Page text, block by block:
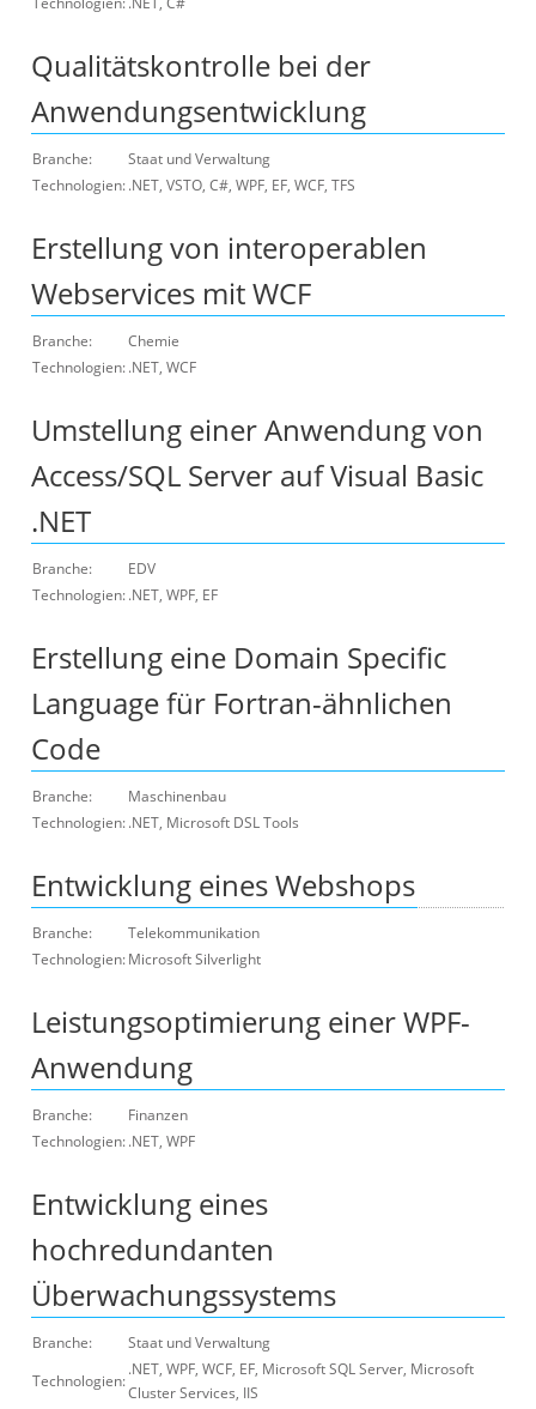
Qualitätskontrolle bei der
Anwendungsentwicklung
Branche:
Staat und Verwaltung
Technologien:.NET, VSTO, C#, WPF, EF, WCF, TFS
Erstellung von interoperablen
Webservices mit WCF
Branche:
Chemie
Technologien:.NET, WCF
Umstellung einer Anwendung von
Access/SQL Server auf Visual Basic
.NET
Branche:
EDV
Technologien:.NET, WPF, EF
Erstellung eine Domain Specific
Language für Fortran-ähnlichen
Code
Branche:
Maschinenbau
Technologien:.NET, Microsoft DSL Tools
Entwicklung eines Webshops
Branche:
Telekommunikation
Technologien:Microsoft Silverlight
Leistungsoptimierung einer WPF-
Anwendung
Branche:
Finanzen
Technologien:.NET, WPF
Entwicklung eines
hochredundanten
Überwachungssystems
Branche:
Staat und Verwaltung
Technologien:
.NET, WPF, WCF, EF, Microsoft SQL Server, Microsoft
Cluster Services, IIS